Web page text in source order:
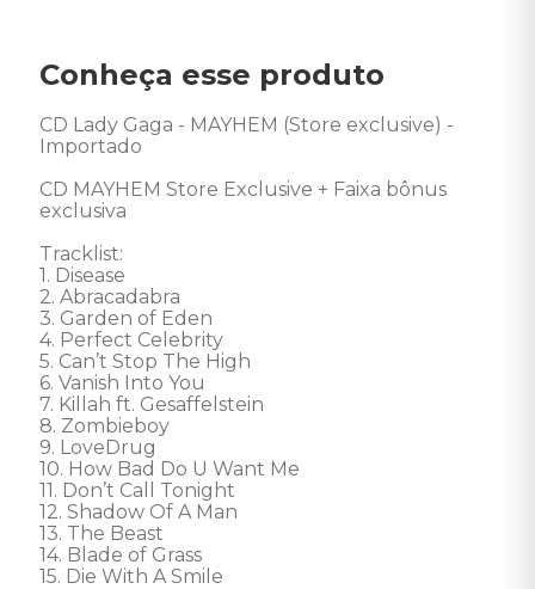
Conheça esse produto
CD Lady Gaga - MAYHEM (Store exclusive) -
Importado
CD MAYHEM Store Exclusive + Faixa bônus
exclusiva
Tracklist:
1. Disease
2. Abracadabra
3. Garden of Eden
4. Perfect Celebrity
5. Can’t Stop The High
6. Vanish Into You
7. Killah ft. Gesaffelstein
8. Zombieboy
9. LoveDrug
10. How Bad Do U Want Me
11. Don’t Call Tonight
12. Shadow Of A Man
13. The Beast
14. Blade of Grass
15. Die With A Smile